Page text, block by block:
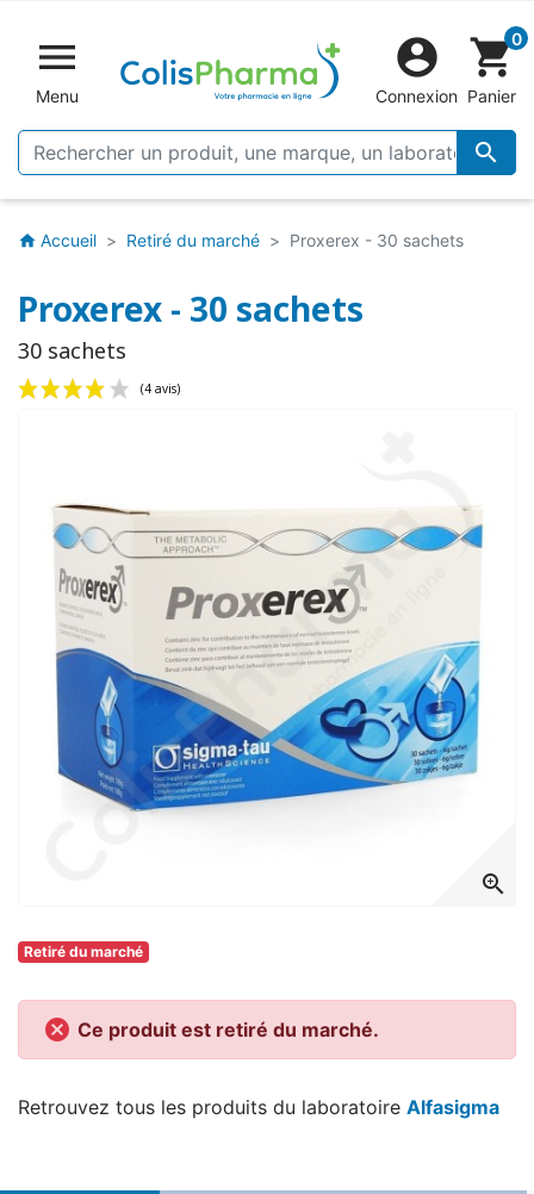

Menu


Connexion
shopping_cart0
Panier
home Accueil Retiré du marché Proxerex - 30 sachets
Proxerex - 30 sachets
30 sachets
zoom_in
Retiré du marché
 Ce produit est retiré du marché.
Retrouvez tous les produits du laboratoire Alfasigma